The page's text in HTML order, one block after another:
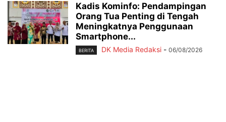
Kadis Kominfo: Pendampingan
Orang Tua Penting di Tengah
Meningkatnya Penggunaan
Smartphone...
BERITA DK Media Redaksi - 06/08/2026